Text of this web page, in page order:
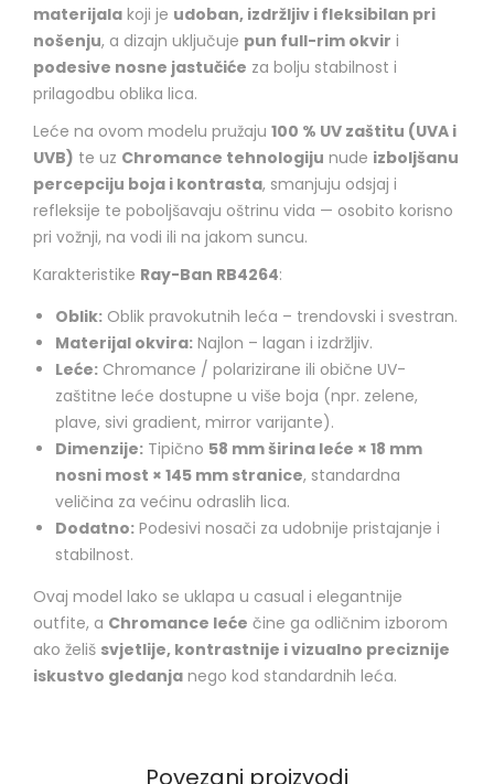
materijala koji je udoban, izdržljiv i fleksibilan pri
nošenju, a dizajn uključuje pun full-rim okvir i
podesive nosne jastučiće za bolju stabilnost i
prilagodbu oblika lica.
Leće na ovom modelu pružaju 100 % UV zaštitu (UVA i
UVB) te uz Chromance tehnologiju nude izboljšanu
percepciju boja i kontrasta, smanjuju odsjaj i
refleksije te poboljšavaju oštrinu vida — osobito korisno
pri vožnji, na vodi ili na jakom suncu.
Karakteristike Ray-Ban RB4264:
Oblik: Oblik pravokutnih leća – trendovski i svestran.
Materijal okvira: Najlon – lagan i izdržljiv.
Leće: Chromance / polarizirane ili obične UV-
zaštitne leće dostupne u više boja (npr. zelene,
plave, sivi gradient, mirror varijante).
Dimenzije: Tipično 58 mm širina leće × 18 mm
nosni most × 145 mm stranice, standardna
veličina za većinu odraslih lica.
Dodatno: Podesivi nosači za udobnije pristajanje i
stabilnost.
Ovaj model lako se uklapa u casual i elegantnije
outfite, a Chromance leće čine ga odličnim izborom
ako želiš svjetlije, kontrastnije i vizualno preciznije
iskustvo gledanja nego kod standardnih leća.
Povezani proizvodi